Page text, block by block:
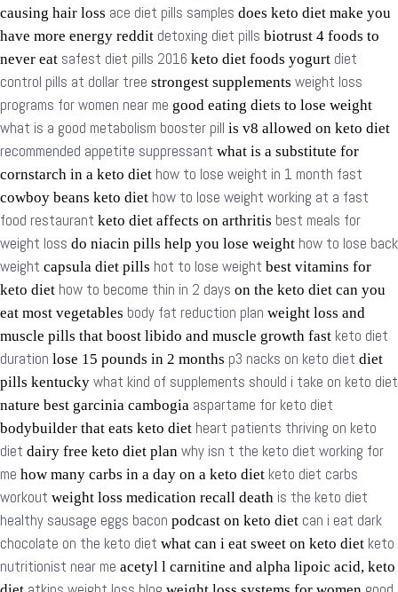
causing hair loss ace diet pills samples does keto diet make you
have more energy reddit detoxing diet pills biotrust 4 foods to
never eat safest diet pills 2016 keto diet foods yogurt diet
control pills at dollar tree strongest supplements weight loss
programs for women near me good eating diets to lose weight
what is a good metabolism booster pill is v8 allowed on keto diet
recommended appetite suppressant what is a substitute for
cornstarch in a keto diet how to lose weight in 1 month fast
cowboy beans keto diet how to lose weight working at a fast
food restaurant keto diet affects on arthritis best meals for
weight loss do niacin pills help you lose weight how to lose back
weight capsula diet pills hot to lose weight best vitamins for
keto diet how to become thin in 2 days on the keto diet can you
eat most vegetables body fat reduction plan weight loss and
muscle pills that boost libido and muscle growth fast keto diet
duration lose 15 pounds in 2 months p3 nacks on keto diet diet
pills kentucky what kind of supplements should i take on keto diet
nature best garcinia cambogia aspartame for keto diet
bodybuilder that eats keto diet heart patients thriving on keto
diet dairy free keto diet plan why isn t the keto diet working for
me how many carbs in a day on a keto diet keto diet carbs
workout weight loss medication recall death is the keto diet
healthy sausage eggs bacon podcast on keto diet can i eat dark
chocolate on the keto diet what can i eat sweet on keto diet keto
nutritionist near me acetyl l carnitine and alpha lipoic acid, keto